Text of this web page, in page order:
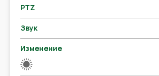
PTZ
Звук
Изменение